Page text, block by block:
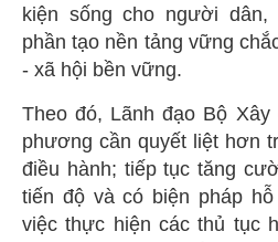
kiện sống cho người
phần tạo nền tảng vững
- xã hội bền vững.
Theo đó, Lãnh đạo Bộ
phương cần quyết liệt hơn
điều hành; tiếp tục tăng
tiến độ và có biện pháp
việc thực hiện các thủ tục